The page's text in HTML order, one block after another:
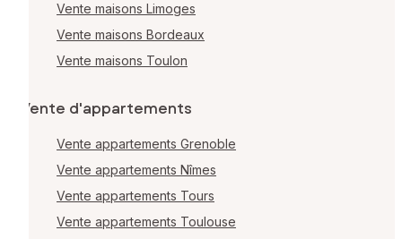
Vente maisons Limoges
Vente maisons Bordeaux
Vente maisons Toulon
Vente d'appartements
Vente appartements Grenoble
Vente appartements Nîmes
Vente appartements Tours
Vente appartements Toulouse